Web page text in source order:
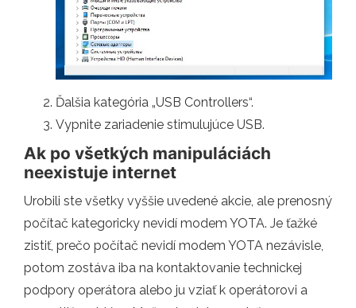
Ďalšia kategória „USB Controllers“.
Vypnite zariadenie stimulujúce USB.
Ak po všetkých manipuláciách
neexistuje internet
Urobili ste všetky vyššie uvedené akcie, ale prenosný
počítač kategoricky nevidí modem YOTA. Je ťažké
zistiť, prečo počítač nevidí modem YOTA nezávisle,
potom zostáva iba na kontaktovanie technickej
podpory operátora alebo ju vziať k operátorovi a